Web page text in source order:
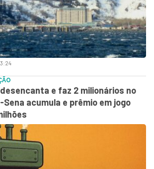
e faz 2 milionários no
acumula e prêmio em jogo